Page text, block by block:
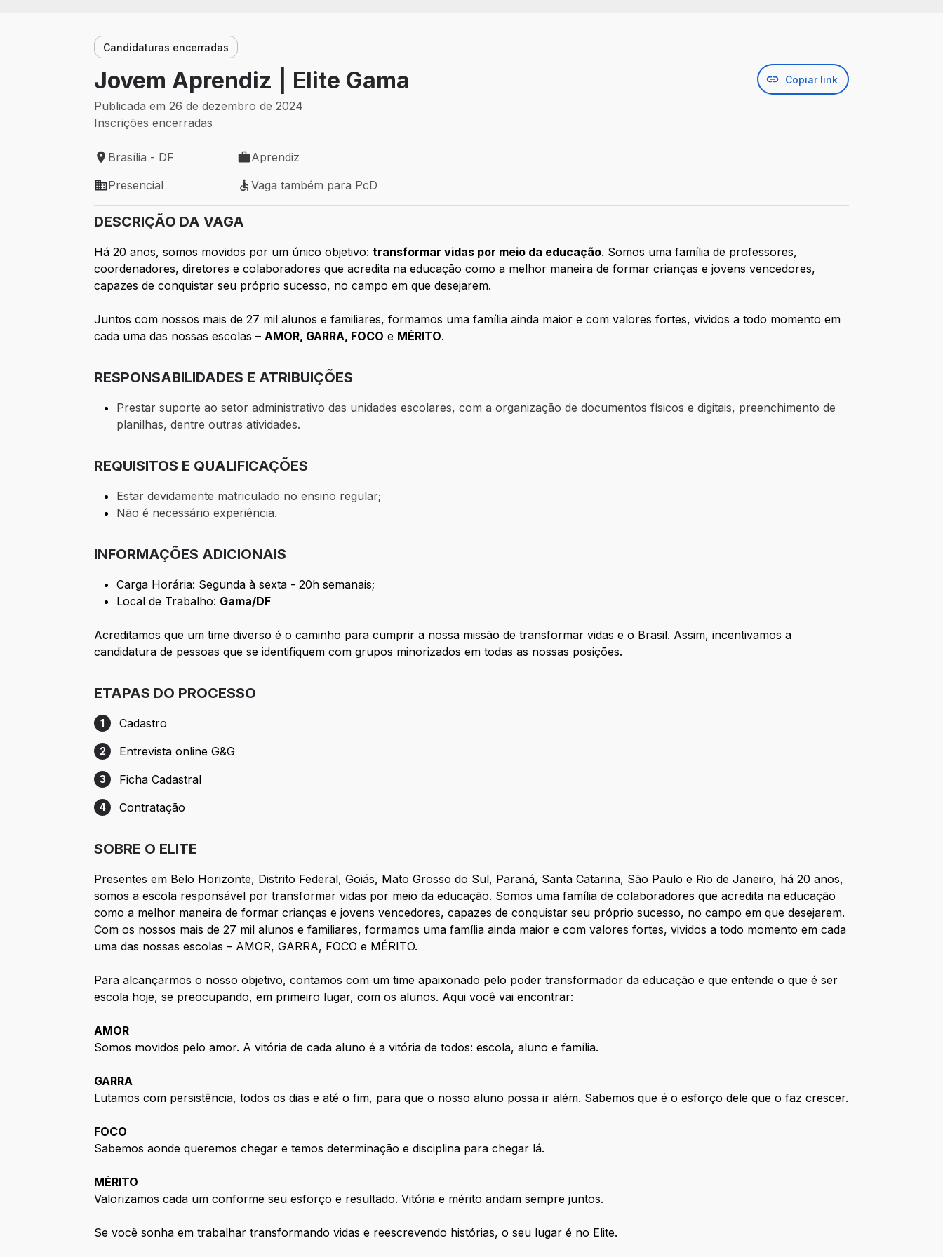
Candidaturas encerradas
Jovem Aprendiz | Elite Gama Copiar link
Publicada em 26 de dezembro de 2024
Inscrições encerradas
Local de trabalho: Brasília - DF
Brasília - DF
Tipo de vaga: Aprendiz
Aprendiz
Modelo de trabalho: Presencial
Presencial
Vaga também para PcD
Vaga também para PcD
DESCRIÇÃO DA VAGA
Há 20 anos, somos movidos por um único objetivo:transformar vidas por meio da educação. Somos uma família de professores,
coordenadores, diretores e colaboradores que acredita na educação como a melhor maneira de formar crianças e jovens vencedores,
capazes de conquistar seu próprio sucesso, no campo em que desejarem.
Juntos com nossos mais de 27 mil alunos e familiares, formamos uma família ainda maior e com valores fortes, vividos a todo momento em
cada uma das nossas escolas –AMOR, GARRA, FOCO e MÉRITO.
RESPONSABILIDADES E ATRIBUIÇÕES
Prestar suporte ao setor administrativo das unidades escolares, com a organização de documentos físicos e digitais, preenchimento de
planilhas, dentre outras atividades.
REQUISITOS E QUALIFICAÇÕES
Estar devidamente matriculado no ensino regular;
Não é necessário experiência.
INFORMAÇÕES ADICIONAIS
Carga Horária: Segunda à sexta - 20h semanais;
Local de Trabalho: Gama/DF
Acreditamos que um time diverso é o caminho para cumprir a nossa missão de transformar vidas e o Brasil. Assim, incentivamos a
candidatura de pessoas que se identifiquem com grupos minorizados em todas as nossas posições.
ETAPAS DO PROCESSO
Etapa 1: Cadastro
1 Cadastro
Etapa 2: Entrevista online G&G
2 Entrevista online G&G
Etapa 3: Ficha Cadastral
3 Ficha Cadastral
Etapa 4: Contratação
4 Contratação
SOBRE O ELITE
Presentes em Belo Horizonte, Distrito Federal, Goiás, Mato Grosso do Sul, Paraná, Santa Catarina, São Paulo e Rio de Janeiro, há 20 anos,
somos a escola responsável por transformar vidas por meio da educação. Somos uma família de colaboradores que acredita na educação
como a melhor maneira de formar crianças e jovens vencedores, capazes de conquistar seu próprio sucesso, no campo em que desejarem.
Comos nossos mais de 27 mil alunos e familiares, formamos uma família ainda maior e com valores fortes, vividos a todo momento em cada
uma das nossas escolas – AMOR, GARRA, FOCO e MÉRITO.
Para alcançarmos o nosso objetivo, contamos com um time apaixonado pelo poder transformador da educação e que entende o que é ser
escola hoje, se preocupando, em primeiro lugar, com os alunos. Aqui você vai encontrar:
AMOR
Somos movidos pelo amor. A vitória de cada aluno é a vitória de todos: escola, aluno e família.
GARRA
Lutamos com persistência, todos os dias e até o fim, para que o nosso aluno possa ir além. Sabemos que é o esforço dele que o faz crescer.
FOCO
Sabemos aonde queremos chegar e temos determinação e disciplina para chegar lá.
MÉRITO
Valorizamos cada um conforme seu esforço e resultado. Vitória e mérito andam sempre juntos.
Se você sonha em trabalhar transformando vidas e reescrevendo histórias, o seu lugar é no Elite.